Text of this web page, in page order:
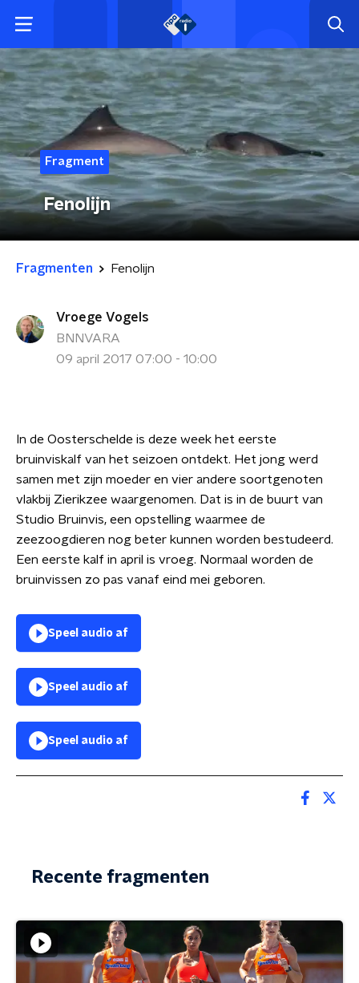
Fragment
Fenolijn
Fragmenten Fenolijn
Vroege Vogels
BNNVARA
09 april 2017 07:00 - 10:00
In de Oosterschelde is deze week het eerste
bruinviskalf van het seizoen ontdekt. Het jong werd
samen met zijn moeder en vier andere soortgenoten
vlakbij Zierikzee waargenomen. Dat is in de buurt van
Studio Bruinvis, een opstelling waarmee de
zeezoogdieren nog beter kunnen worden bestudeerd.
Een eerste kalf in april is vroeg. Normaal worden de
bruinvissen zo pas vanaf eind mei geboren.
Speel audio af
Speel audio af
Speel audio af
Recente fragmenten